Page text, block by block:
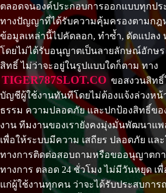
ตลอดจนองค์ประกอบการออกแบบทุกปร
ทางปัญญาที่ได้รับความคุ้มครองตามกฎ
ข้อมูลเหล่านี้ไปคัดลอก, ทำซ้ำ, ดัดแปลง
โดยไม่ได้รับอนุญาตเป็นลายลักษณ์อักษร
สิทธิ์ ไม่ว่าจะอยู่ในรูปแบบใดก็ตาม ทาง
TIGER787SLOT.CO ขอสงวนสิทธิ์
บัญชีผู้ใช้งานทันทีโดยไม่ต้องแจ้งล่วงหน้
ธรรม ความปลอดภัย และปกป้องสิทธิ์ข
งาน ทีมงานของเรายังคงมุ่งมั่นพัฒนาแ
เพื่อให้ระบบมีความ เสถียร ปลอดภัย แล
ทางการติดต่อสอบถามหรือขออนุญาตกา
ทางการ ตลอด 24 ชั่วโมง ไม่มีวันหยุด เ
แก่ผู้ใช้งานทุกคน ว่าจะได้รับประสบการ